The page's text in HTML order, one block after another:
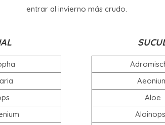
entrar al invierno más crudo.
Aloe